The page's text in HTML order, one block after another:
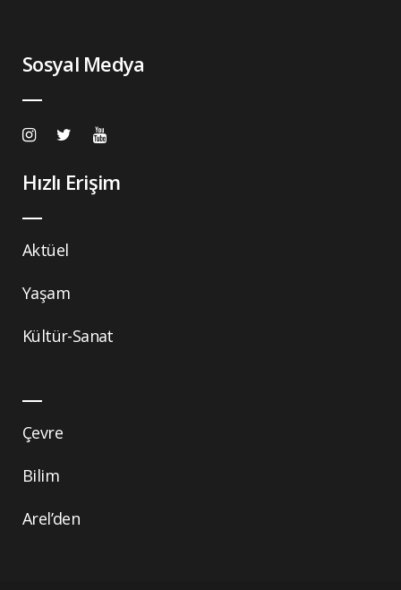
Sosyal Medya
Hızlı Erişim
Aktüel
Yaşam
Kültür-Sanat
Çevre
Bilim
Arel’den